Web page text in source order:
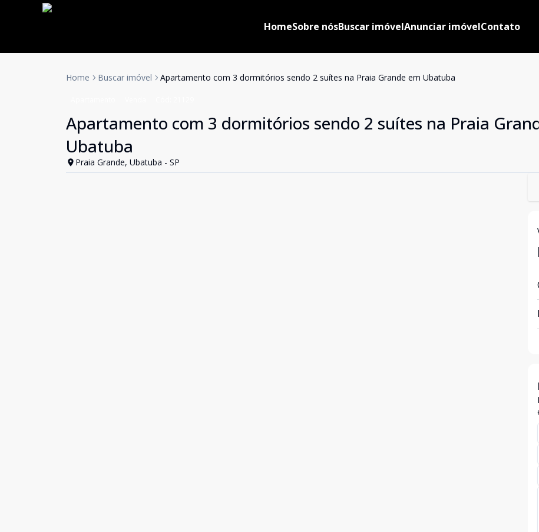
HomeSobre nósBuscar imóvelAnunciar imóvelContato
Home Buscar imóvel Apartamento com 3 dormitórios sendo 2 suítes na Praia Grande em Ubatuba
Apartamento com 3 dormitórios sendo 2 suítes na Praia
Ubatuba
Praia Grande, Ubatuba - SP